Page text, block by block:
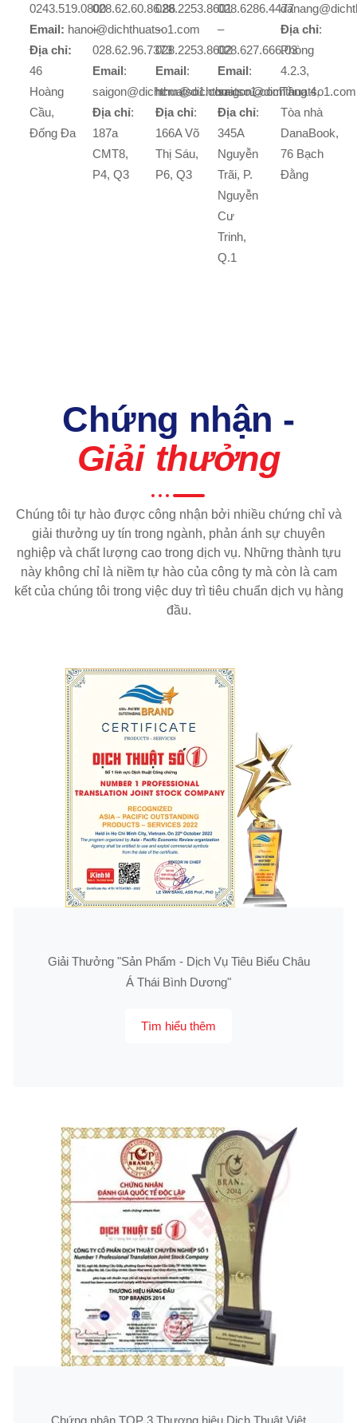
0243.519.0800
Email: hanoi@dichthuatso1.com
Địa chỉ:
46
Hoàng
Cầu,
Đống Đa
028.62.60.86.86
–
028.62.96.7373
Email:
saigon@dichthuatso1.com
Địa chỉ:
187a
CMT8,
P4, Q3
028.2253.8601
–
028.2253.8602
Email:
hcm@dichthuatso1.com
Địa chỉ:
166A Võ
Thị Sáu,
P6, Q3
028.6286.4477
–
028.627.666.03
Email:
saigon@dichthuatso1.com
Địa chỉ:
345A
Nguyễn
Trãi, P.
Nguyễn
Cư
Trinh,
Q.1
Địa chỉ:
Phòng
4.2.3,
Tầng 4,
Tòa nhà
DanaBook,
76 Bạch
Đằng
Chứng nhận -
Giải thưởng
Chúng tôi tự hào được công nhận bởi nhiều chứng chỉ và
giải thưởng uy tín trong ngành, phản ánh sự chuyên
nghiệp và chất lượng cao trong dịch vụ. Những thành tựu
này không chỉ là niềm tự hào của công ty mà còn là cam
kết của chúng tôi trong việc duy trì tiêu chuẩn dịch vụ hàng
đầu.
Giải Thưởng "Sản Phẩm - Dịch Vụ Tiêu Biểu Châu
Á Thái Bình Dương"
Tìm hiểu thêm
Chứng nhận TOP 3 Thương hiệu Dịch Thuật Việt